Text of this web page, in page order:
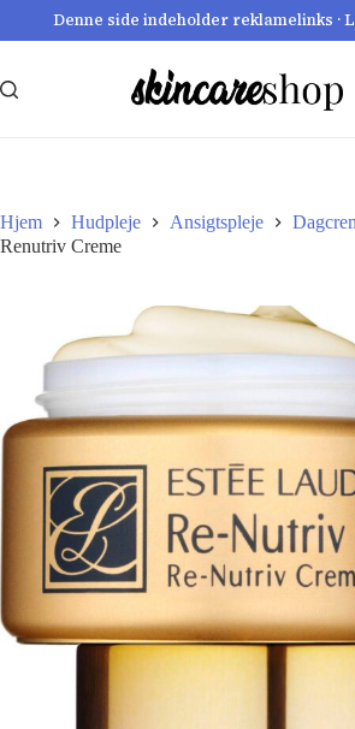
Denne side indeholder reklamelinks ·
Hjem Hudpleje Ansigtspleje
Renutriv Creme